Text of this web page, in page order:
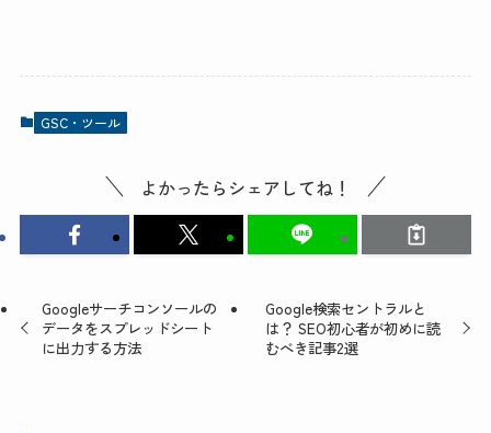
GSC・ツール
よかったらシェアしてね！
Googleサーチコンソールの
データをスプレッドシート
に出力する方法
Google検索セントラルと
は？ SEO初心者が初めに読
むべき記事2選